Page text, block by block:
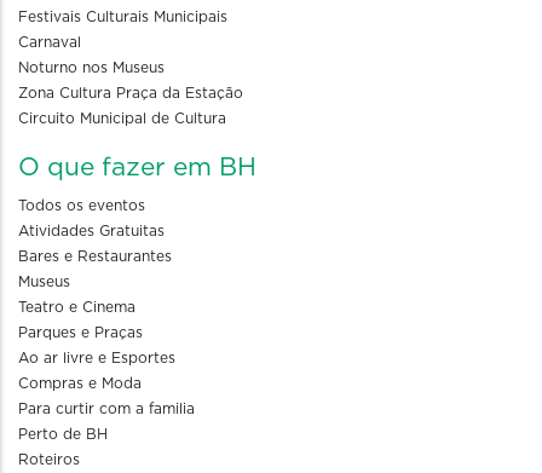
Festivais Culturais Municipais
Carnaval
Noturno nos Museus
Zona Cultura Praça da Estação
Circuito Municipal de Cultura
O que fazer em BH
Todos os eventos
Atividades Gratuitas
Bares e Restaurantes
Museus
Teatro e Cinema
Parques e Praças
Ao ar livre e Esportes
Compras e Moda
Para curtir com a familia
Perto de BH
Roteiros